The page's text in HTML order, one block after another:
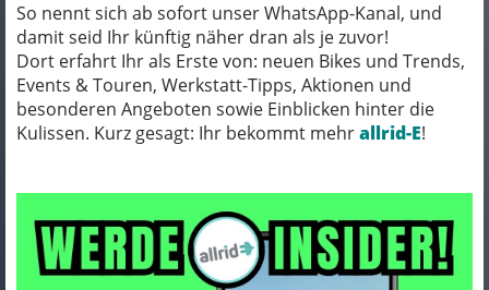
So nennt sich ab sofort unser WhatsApp-Kanal, und
damit seid Ihr künftig näher dran als je zuvor!
Dort erfahrt Ihr als Erste von: neuen Bikes und Trends,
Events & Touren, Werkstatt-Tipps, Aktionen und
besonderen Angeboten sowie Einblicken hinter die
Kulissen. Kurz gesagt: Ihr bekommt mehrallrid-E!
Toggle navigation
BEKLEIDUNG HELME & ZUBEHÖR